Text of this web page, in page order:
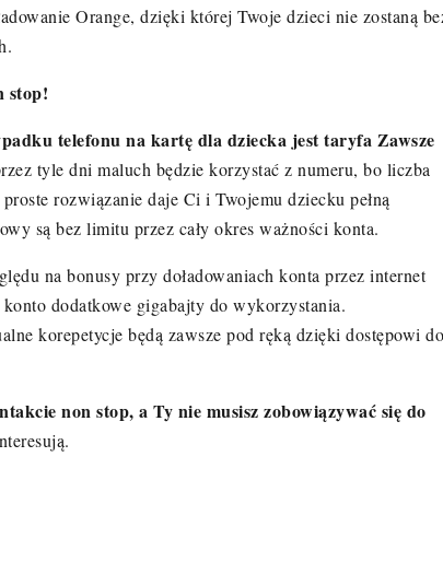
Orange, dzięki której Twoje dzieci nie zostaną
stop!
telefonu na kartę dla dziecka jest taryfa Zawsze
tyle dni maluch będzie korzystać z numeru, bo liczba
rozwiązanie daje Ci i Twojemu dziecku pełną
są bez limitu przez cały okres ważności konta.
na bonusy przy doładowaniach konta przez internet
dodatkowe gigabajty do wykorzystania.
korepetycje będą zawsze pod ręką dzięki dostępowi do
non stop, a Ty nie musisz zobowiązywać się do